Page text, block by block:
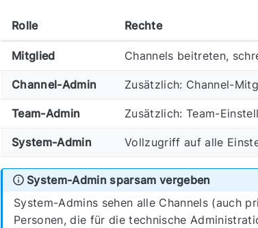
Rolle Rechte
Mitglied Channels beitreten,
Channel-Admin Zusätzlich: Channel-
Team-Admin Zusätzlich: Team-
System-Admin Vollzugriff auf alle
System-Admin sparsam vergeben
System-Admins sehen alle Channels (auch
Personen, die für die technische